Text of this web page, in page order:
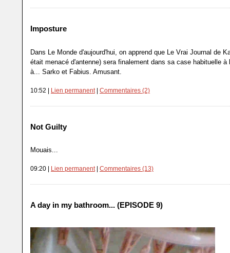
Imposture
Dans Le Monde d'aujourd'hui, on apprend que Le Vrai Journal de
était menacé d'antenne) sera finalement dans sa case habituelle à
à... Sarko et Fabius. Amusant.
10:52 | Lien permanent | Commentaires (2)
Not Guilty
Mouais...
09:20 | Lien permanent | Commentaires (13)
A day in my bathroom... (EPISODE 9)